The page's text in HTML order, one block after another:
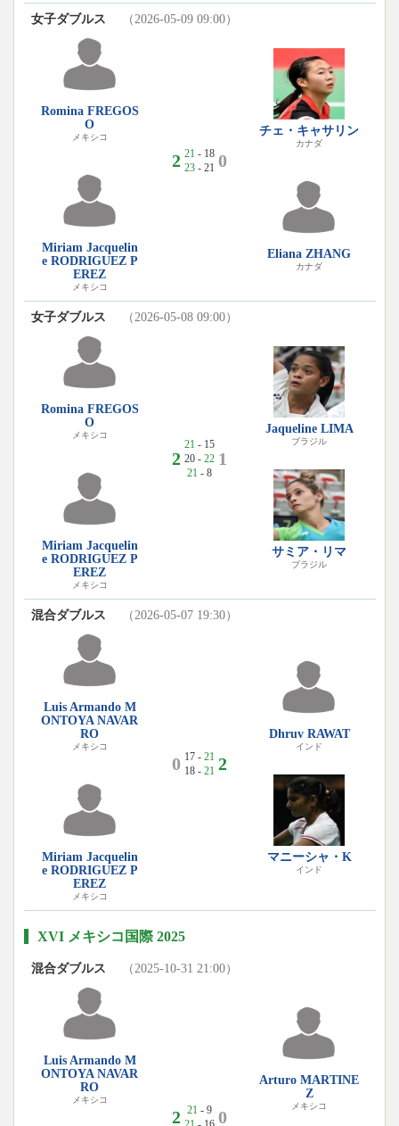
女子ダブルス （2026-05-09 09:00）
Romina FREGOS
O
メキシコ
Miriam Jacquelin
e RODRIGUEZ P
EREZ
メキシコ
2 21 - 18
23- 21 0
チェ・キャサリン
カナダ
Eliana ZHANG
カナダ
女子ダブルス （2026-05-08 09:00）
Romina FREGOS
O
メキシコ
Miriam Jacquelin
e RODRIGUEZ P
EREZ
メキシコ
2
21 - 15
20 - 22
21 - 8
1
Jaqueline LIMA
ブラジル
サミア・リマ
ブラジル
混合ダブルス （2026-05-07 19:30）
Luis Armando M
ONTOYA NAVAR
RO
メキシコ
Miriam Jacquelin
e RODRIGUEZ P
EREZ
メキシコ
0 17 - 21
18 - 21 2
Dhruv RAWAT
インド
マニーシャ・K
インド
XVI メキシコ国際 2025
混合ダブルス （2025-10-31 21:00）
Luis Armando M
ONTOYA NAVAR
RO
メキシコ
2 21 - 9 0
Arturo MARTINE
Z
メキシコ